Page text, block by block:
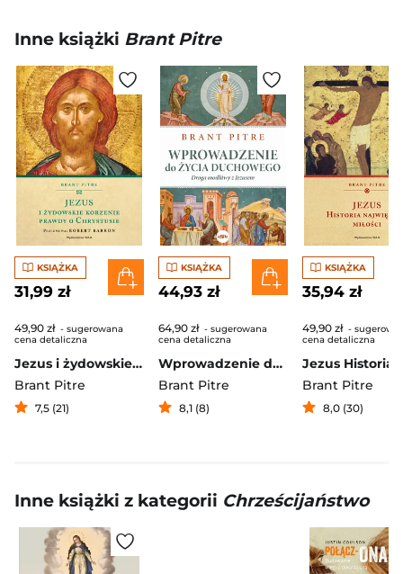
Inne książki Brant Pitre
KSIĄŻKA
31,99 zł
49,90 zł - sugerowana
cena detaliczna
Jezus i żydowskie korzenie prawdy o Chrystusie
Brant Pitre
7,5 (21)
KSIĄŻKA
44,93 zł
64,90 zł - sugerowana
cena detaliczna
Wprowadzenie do życia duchowego Droga modlitwy z Jezusem
Brant Pitre
8,1 (8)
KSIĄŻKA
35,94 zł
49,90 zł -
cena detaliczna
Brant Pitre
8,0 (30)
Inne książki z kategorii Chrześcijaństwo